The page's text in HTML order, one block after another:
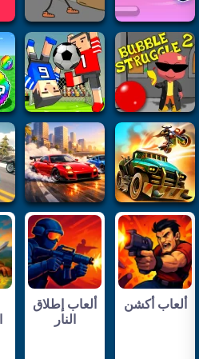
ألعاب أكشن
ألعاب إطلاق
النار